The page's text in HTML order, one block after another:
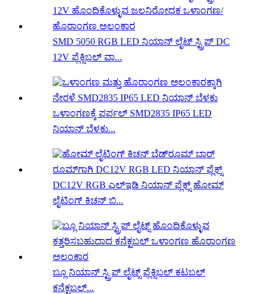
SMD 5050 RGB LED ನಿಯಾನ್ ಲೈಟ್ ಸ್ಟ್ರಿಪ್ DC
12V ಫ್ಲೆಕ್ಸಿಬಲ್ ವಾ...
ಒಳಾಂಗಣಕ್ಕೆ ಪರ್ಪಲ್ SMD2835 IP65 LED
ನಿಯಾನ್ ಬೆಳಕು...
DC12V RGB ಎಲ್ಇಡಿ ನಿಯಾನ್ ಫ್ಲೆಕ್ಸ್ ಹೋಮ್
ಲೈಟಿಂಗ್ ಕಿಚನ್ ಬಿ...
ಬ್ಲೂ ನಿಯಾನ್ ಸ್ಟ್ರಿಪ್ ಲೈಟ್ಸ್ ಫ್ಲೆಕ್ಸಿಬಲ್ ಕಟಬಲ್
ಕನೆಕ್ಟಬಲ್...